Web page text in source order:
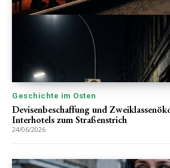
Geschichte im Osten
Devisenbeschaffung und
Interhotels zum Straßenstrich
24/06/2026